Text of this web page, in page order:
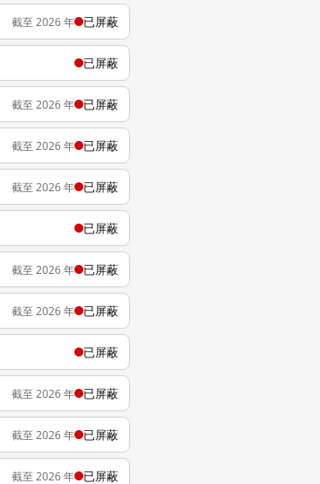
截至 2026 年 已屏蔽
已屏蔽
截至 2026 年 已屏蔽
截至 2026 年 已屏蔽
截至 2026 年 已屏蔽
已屏蔽
截至 2026 年 已屏蔽
截至 2026 年 已屏蔽
已屏蔽
截至 2026 年 已屏蔽
截至 2026 年 已屏蔽
截至 2026 年 已屏蔽